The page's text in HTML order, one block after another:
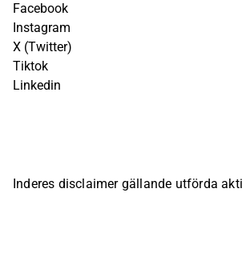
Facebook
Instagram
X (Twitter)
Tiktok
Linkedin
Inderes disclaimer gällande utförda